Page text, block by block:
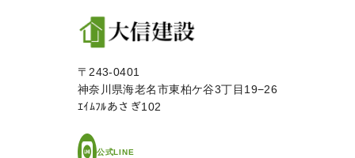
〒243-0401
神奈川県海老名市東柏ケ谷3丁目19−26
ｴｲﾑﾌﾙあさぎ102
公式LINE